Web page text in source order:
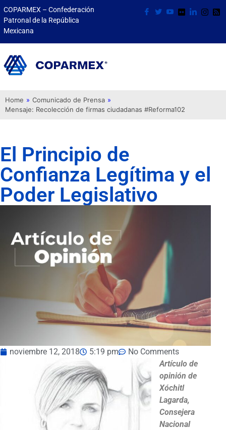
COPARMEX – Confederación
Patronal de la República
Mexicana
Home » Comunicado de Prensa »
Mensaje: Recolección de firmas ciudadanas #Reforma102
El Principio de
Confianza Legítima y el
Poder Legislativo
noviembre 12, 2018 5:19 pm
No Comments
Artículo de
opinión de
Xóchitl
Lagarda,
Consejera
Nacional